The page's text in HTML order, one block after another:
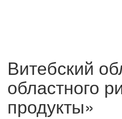
Витебский
областного
продукты»